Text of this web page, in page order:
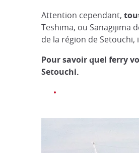
Attention cependant,
Teshima, ou Sanagijima
de la région de
Pour savoir quel ferry
Setouchi.